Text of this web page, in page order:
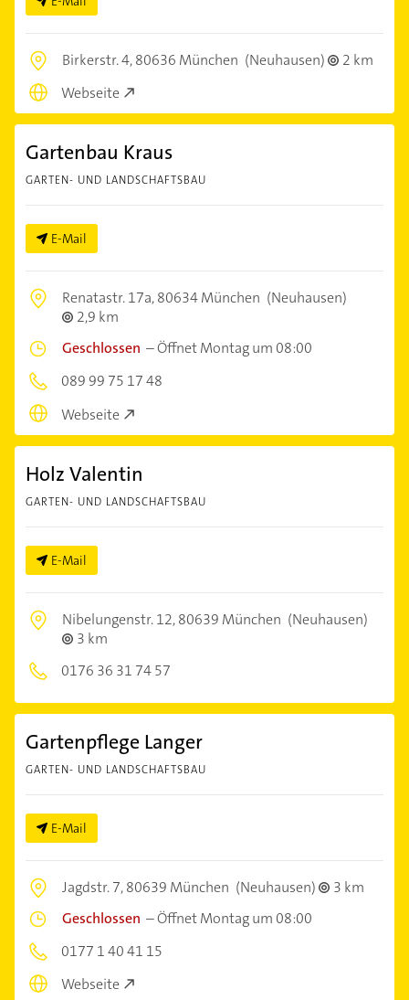
Birkerstr. 4,80636 München (Neuhausen)
2 km
Webseite
Gartenbau Kraus
GARTEN- UND LANDSCHAFTSBAU
E-Mail
Renatastr. 17a,80634 München (Neuhausen)
2,9 km
Geschlossen –Öffnet Montag um 08:00
089 99 75 17 48
Webseite
Holz Valentin
GARTEN- UND LANDSCHAFTSBAU
E-Mail
Nibelungenstr. 12,80639 München (Neuhausen)
3 km
0176 36 31 74 57
Gartenpflege Langer
GARTEN- UND LANDSCHAFTSBAU
E-Mail
Jagdstr. 7,80639 München (Neuhausen)
3 km
Geschlossen –Öffnet Montag um 08:00
0177 1 40 41 15
Webseite